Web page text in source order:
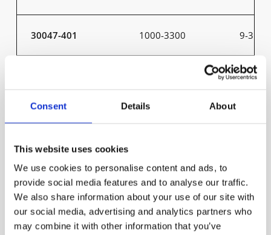
Consent Details About
This website uses cookies
We use cookies to personalise content and ads, to
provide social media features and to analyse our traffic.
We also share information about your use of our site with
our social media, advertising and analytics partners who
may combine it with other information that you’ve
30047-401 1000-3300 9-31
9-31
30053-301
30053-401 1000-3300 9-31